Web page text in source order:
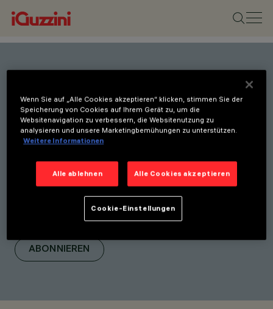
Bleiben Sie über unsere
neuesten Innovationen auf
dem Laufenden.
Abonnieren Sie unseren
Newsletter, um über neue
Produkte, Messen und
Initiativen informiert zu
werden.
ABONNIEREN
Wenn Sie auf „Alle Cookies akzeptieren“ klicken, stimmen Sie der
Speicherung von Cookies auf Ihrem Gerät zu, um die
Websitenavigation zu verbessern, die Websitenutzung zu
analysieren und unsere Marketingbemühungen zu unterstützen.
Weitere Informationen
Alle ablehnen Alle Cookies akzeptieren
Cookie-Einstellungen